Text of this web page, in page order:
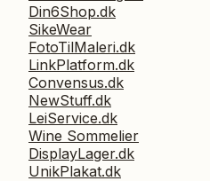
Din6Shop.dk
SikeWear
FotoTilMaleri.dk
LinkPlatform.dk
Convensus.dk
NewStuff.dk
LeiService.dk
Wine Sommelier
DisplayLager.dk
UnikPlakat.dk